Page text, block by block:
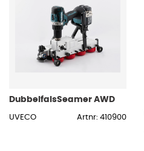
DubbelfalsSeamer AWD
UVECO Artnr: 410900